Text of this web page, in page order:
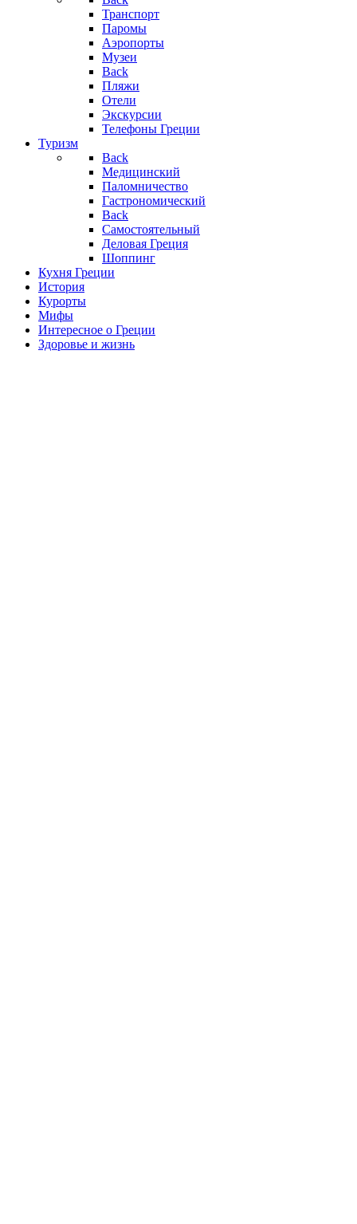
Транспорт
Паромы
Аэропорты
Музеи
Back
Пляжи
Отели
Экскурсии
Телефоны Греции
Туризм
Back
Медицинский
Паломничество
Гастрономический
Back
Самостоятельный
Деловая Греция
Шоппинг
Кухня Греции
История
Курорты
Мифы
Интересное о Греции
Здоровье и жизнь